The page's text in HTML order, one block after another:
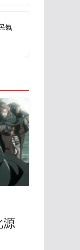
氣
源